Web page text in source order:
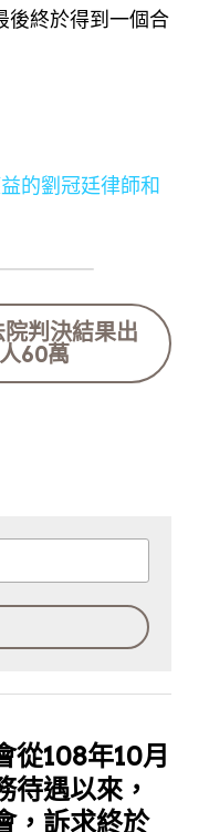
後終於得到一個合
的劉冠廷律師和
判決結果出
60萬
從108年10月
待遇以來，
，訴求終於